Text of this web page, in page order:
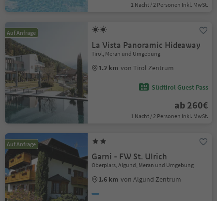
1 Nacht / 2 Personen Inkl. MwSt.
Auf Anfrage
La Vista Panoramic Hideaway
Tirol, Meran und Umgebung
1.2 km von Tirol Zentrum
Südtirol Guest Pass
ab 260€
1 Nacht / 2 Personen Inkl. MwSt.
Auf Anfrage
Garni - FW St. Ulrich
Oberplars, Algund, Meran und Umgebung
1.6 km von Algund Zentrum